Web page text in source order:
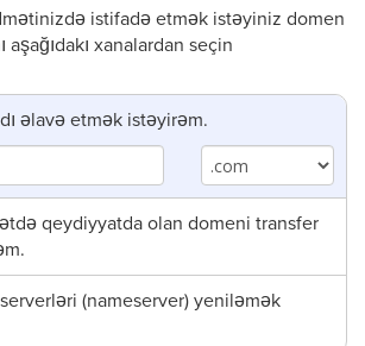
istifadə etmək istəyiniz domen
aşağıdakı xanalardan seçin
əlavə etmək istəyirəm.
qeydiyyatda olan domeni transfer
(nameserver) yeniləmək